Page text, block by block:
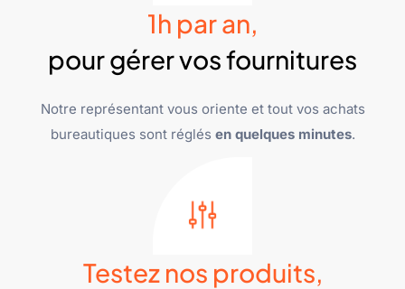
1h par an,
pour gérer vos fournitures
Notre représentant vous oriente et tout vos achats
bureautiques sont réglés en quelques minutes.
Testez nos produits,